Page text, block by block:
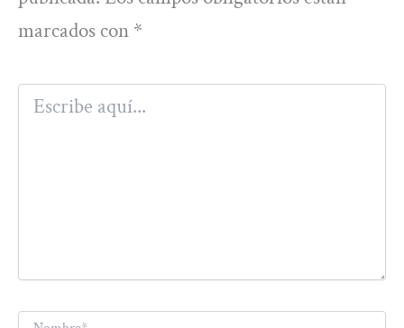
marcados con *
Escribe
aquí...
Nombre*